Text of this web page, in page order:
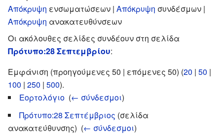
Απόκρυψη ενσωματώσεων | Απόκρυψη συνδέσμων |
Απόκρυψη ανακατευθύνσεων
Οι ακόλουθες σελίδες συνδέουν στη σελίδα
Πρότυπο:28 Σεπτεμβρίου:
Εμφάνιση (προηγούμενες 50 | επόμενες 50) (20 | 50 |
100 | 250 | 500).
Εορτολόγιο (← σύνδεσμοι)
Πρότυπο:28 Σεπτέμβριος (σελίδα
ανακατεύθυνσης) ‎ (← σύνδεσμοι)